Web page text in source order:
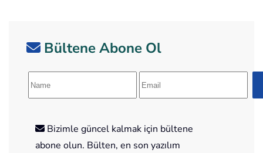
Bültene Abone Ol
Bizimle güncel kalmak için bültene
abone olun. Bülten, en son yazılım